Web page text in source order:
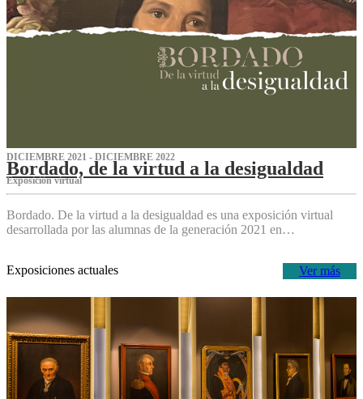
DICIEMBRE 2021 - DICIEMBRE 2022
Bordado, de la virtud a la desigualdad
Exposición virtual‌
Bordado. De la virtud a la desigualdad es una exposición virtual
desarrollada por las alumnas de la generación 2021 en…
Ver más
Exposiciones actuales